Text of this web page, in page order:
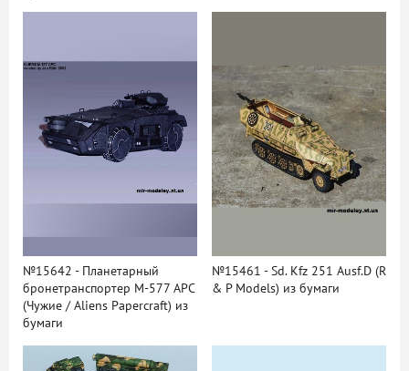
№15642 - Планетарный
бронетранспортер M-577 APC
(Чужие / Aliens Papercraft) из
бумаги
№15461 - Sd. Kfz 251 Ausf.D (R
& P Models) из бумаги